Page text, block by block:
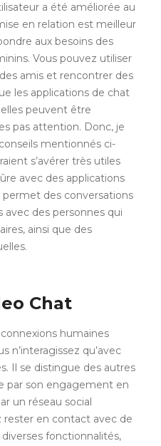
a été améliorée au
en relation est meilleur
aux besoins des
Vous pouvez utiliser
amis et rencontrer des
les applications de chat
peuvent être
pas attention. Donc, je
mentionnés ci-
s’avérer très utiles
avec des applications
permet des conversations
avec des personnes qui
ainsi que des
Chat
humaines
n’interagissez qu’avec
Il se distingue des autres
par son engagement en
un réseau social
en contact avec de
diverses fonctionnalités,